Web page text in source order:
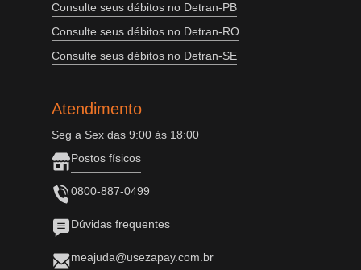
Consulte seus débitos no Detran-PB
Consulte seus débitos no Detran-RO
Consulte seus débitos no Detran-SE
Atendimento
Seg a Sex das 9:00 às 18:00
Postos físicos
0800-887-0499
Dúvidas frequentes
meajuda@usezapay.com.br